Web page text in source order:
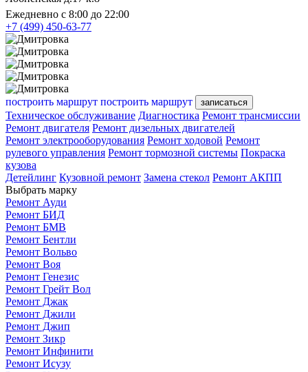
Ежедневно с 8:00 до 22:00
+7 (499) 450-63-77
построить маршрут построить маршрут записаться
Техническое обслуживание Диагностика Ремонт трансмиссии
Ремонт двигателя Ремонт дизельных двигателей
Ремонт электрооборудования Ремонт ходовой Ремонт
рулевого управления Ремонт тормозной системы Покраска
кузова
Детейлинг Кузовной ремонт Замена стекол Ремонт АКПП
Выбрать марку
Ремонт Ауди
Ремонт БИД
Ремонт БМВ
Ремонт Бентли
Ремонт Вольво
Ремонт Воя
Ремонт Генезис
Ремонт Грейт Вол
Ремонт Джак
Ремонт Джили
Ремонт Джип
Ремонт Зикр
Ремонт Инфинити
Ремонт Исузу